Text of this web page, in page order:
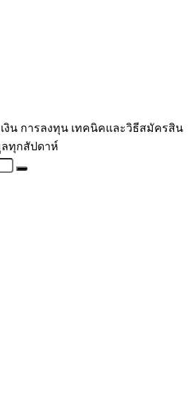
งิน การลงทุน เทคนิคและวิธีสมัครสิน
ทุกสัปดาห์